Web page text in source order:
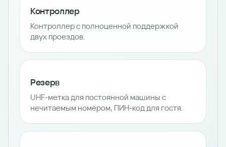
Контроллер
Контроллер с полноценной поддержкой
двух проездов.
Резерв
UHF-метка для постоянной машины с
нечитаемым номером, ПИН-код для гостя.